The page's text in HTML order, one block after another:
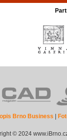
Brno Business
© 2024